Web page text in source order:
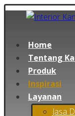
Home
Tentang
Produk
Inspirasi
Layanan
Jasa